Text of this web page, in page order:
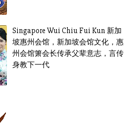
Singapore Wui Chiu Fui Kun 新加
坡惠州会馆，新加坡会馆文化，惠
州会馆箫会长传承父辈意志，言传
身教下一代